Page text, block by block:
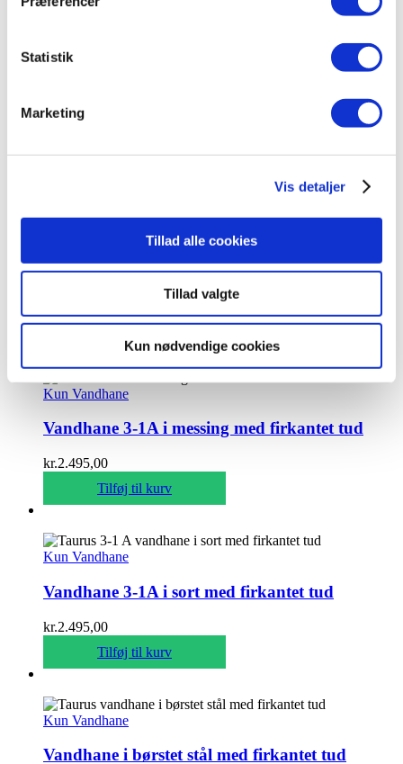
Statistik
Marketing
Vis detaljer
Tillad alle cookies
Tillad valgte
Kun nødvendige cookies
Kun Vandhane
Vandhane 3-1A i børstet med firkantet tud
Vandhane 3-1A i krom med firkantet tud
Tilføj til kurv
Kun Vandhane
Vandhane 3-1A i messing med firkantet tud
kr.2.495,00
Tilføj til kurv
Kun Vandhane
Vandhane 3-1A i sort med firkantet tud
kr.2.495,00
Tilføj til kurv
Kun Vandhane
Vandhane i børstet stål med firkantet tud